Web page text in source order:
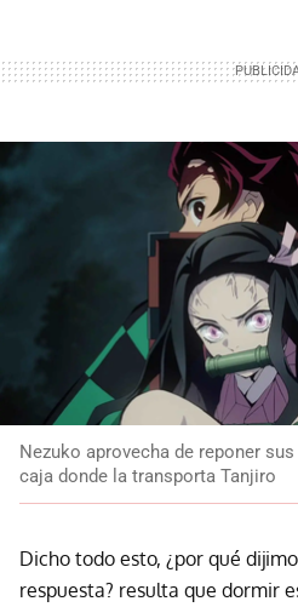
Nezuko aprovecha de reponer
caja donde la transporta Tanjiro
Dicho todo esto, ¿por qué
respuesta? resulta que dormir